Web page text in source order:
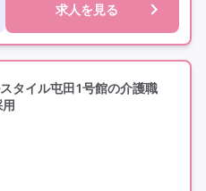
110日以上
学歴不問
車通勤可
駅近
求人を見る
タイル屯田1号館の介護職